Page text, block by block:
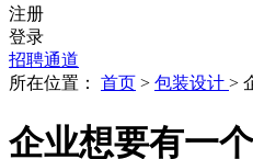
注册
登录
招聘通道
所在位置： 首页 > 包装设计 >
企业想要有一